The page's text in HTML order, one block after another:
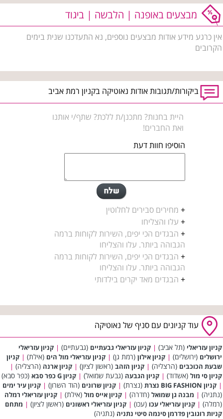
מבצעים באופנה | הלבשה | ביגוד
אין כרגע מידע אודות מבצעים נוספים, נא התעדכנו שנית בימים
הקרובים
ביקורות/תגובות אודות נאוטיקה בקניון רמת אביב
היית בחנות? מתכנן/ת ללכת? שתף/י אותנו
ואת החברים!
הוסיפו חוות דעת
+ מחירים סבירים לחלוטין
+ עלו והצליחו
+ הבגדים הכי יפים, השירות לקוחות ברמה
הגבוהה ביותר. עלו והצליחו
+ הבגדים הכי יפים, השירות לקוחות ברמה
הגבוהה ביותר. עלו והצליחו
+ הבגדים מאד יקרים בילדותי
עוד קניונים עם סניף של נאוטיקה
קניון עזריאלי (תל אביב) | קניון עזריאלי גבעתיים (גבעתיים) | קניון עזריאלי
ירושלים (ירושלים) | קניון אילון (רמת גן) | קניון עזריאלי מול הים (אילת) | קניון
שבעת הכוכבים (הרצליה) | קניון הזהב (ראשון לציון) | קניון ארנה (הרצליה) |
קניון סי מול (אשדוד) | קניון הגבעה (גבעת שמואל) | קניון G כפר סבא (כפר סבא)
| קניון BIG FASHION נצרת (נצרת) | קניון שרונים (הוד השרון) | קניון עיר ימים
(נתניה) | מבנה גן שמואל (חדרה) | קניון אייס מול (אילת) | קניון עזריאלי רמלה
(רמלה) | קניון עזריאלי עכו (עכו) | קניון עזריאלי ראשונים (ראשון לציון) | מתחם
קניות רוגובין פדרמן סינמה סיטי נתניה (נתניה)